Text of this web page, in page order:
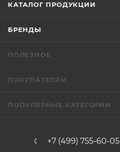
КАТАЛОГ ПРОДУКЦИИ
БРЕНДЫ
ПОЛЕЗНОЕ
ПОКУПАТЕЛЯМ
ПОПУЛЯРНЫЕ КАТЕГОРИИ
+7 (499) 755-60-05